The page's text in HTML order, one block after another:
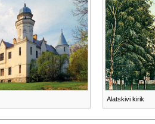
Alatskivi kirik